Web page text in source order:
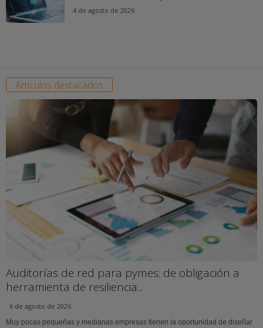
4 de agosto de 2026
Artículos destacados
Auditorías de red para pymes: de obligación a
herramienta de resiliencia...
6 de agosto de 2026
Muy pocas pequeñas y medianas empresas tienen la oportunidad de diseñar